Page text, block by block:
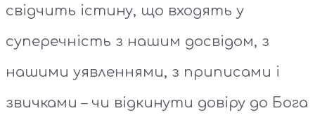
свідчить істину, що входять у
суперечність з нашим досвідом, з
нашими уявленнями, з приписами і
звичками – чи відкинути довіру до Бога